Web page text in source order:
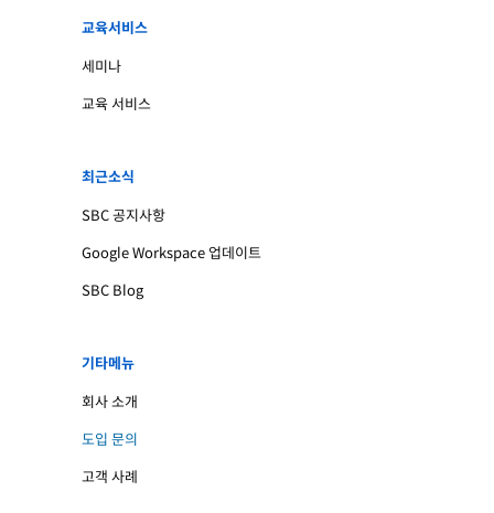
교육서비스
세미나
교육 서비스
최근소식
SBC 공지사항
Google Workspace 업데이트
SBC Blog
기타메뉴
회사 소개
도입 문의
고객 사례